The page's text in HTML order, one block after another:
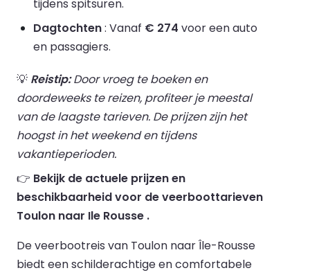
tijdens spitsuren.
Dagtochten: Vanaf € 274 voor een auto
en passagiers.
💡 Reistip:Door vroeg te boeken en
doordeweeks te reizen, profiteer je meestal
van de laagste tarieven. De prijzen zijn het
hoogst in het weekend en tijdens
vakantieperioden.
👉 Bekijk de actuele prijzen en
beschikbaarheid voor de veerboottarieven
Toulon naar Ile Rousse .
De veerbootreis van Toulon naar Île-Rousse
biedt een schilderachtige en comfortabele